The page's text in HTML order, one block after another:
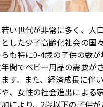
い世代が非常に多く、人
した少子高齢化社会の国
も特に0-4歳の子供の数
間でベビー用品の需要が
す。また、経済成長に伴
、女性の社会進出による
により、2歳以下の子供